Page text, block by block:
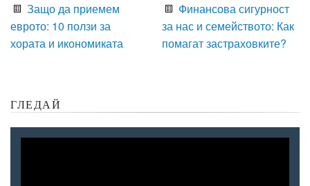
Защо да приемем
еврото: 10 ползи за
хората и икономиката
Финансова сигурност
за нас и семейството: Как
помагат застраховките?
ГЛЕДАЙ